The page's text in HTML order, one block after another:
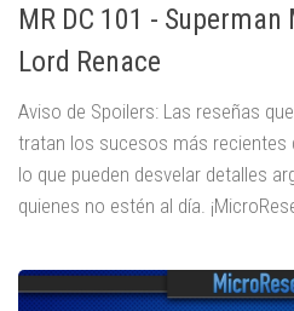
MR DC 101 -
Lord Renace
Aviso de Spoilers: Las reseñas
tratan los sucesos más recientes
lo que pueden desvelar detalles
quienes no estén al día.